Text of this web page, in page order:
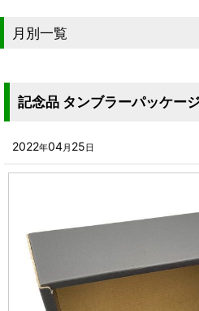
記念品 タンブラーパッケー
2022年04月 25日
■段ボール（箱以外）
■組箱
■その他箱・ケース
■袋
■気泡緩衝材・ミラーマット
■その他発泡材・緩衝材
■その他資材
月別一覧
2025年
2023年
2020年
2019年